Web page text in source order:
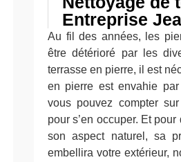
Entreprise
Au fil des années, les
être détérioré par les
terrasse en pierre, il est
en pierre est envahie
vous pouvez compter
pour s’en occuper. Et
son aspect naturel, sa
embellira votre extérieur,